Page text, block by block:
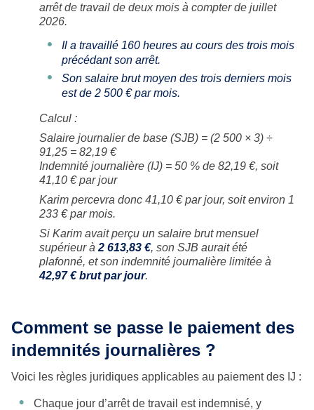
arrêt de travail de deux mois à compter de juillet
2026.
Il a travaillé 160 heures au cours des trois mois
précédant son arrêt.
Son salaire brut moyen des trois derniers mois
est de 2 500 € par mois.
Calcul :
Salaire journalier de base (SJB) = (2 500 × 3) ÷
91,25 = 82,19 €
Indemnité journalière (IJ) = 50 % de 82,19 €, soit
41,10 € par jour
Karim percevra donc 41,10 € par jour, soit environ 1
233 € par mois.
Si Karim avait perçu un salaire brut mensuel
supérieur à 2 613,83 €, son SJB aurait été
plafonné, et son indemnité journalière limitée à
42,97 € brut par jour.
Comment se passe le paiement des
indemnités journalières ?
Voici les règles juridiques applicables au paiement des IJ :
Chaque jour d’arrêt de travail est indemnisé, y